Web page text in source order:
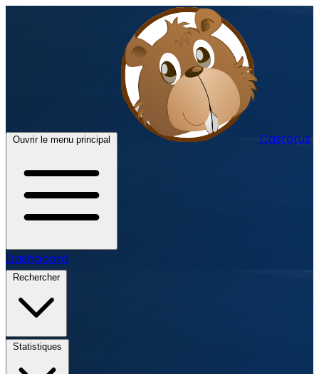
Ouvrir le menu principal Castorus
Dashboard
Rechercher
Statistiques